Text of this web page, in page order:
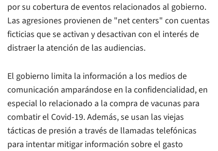
por su cobertura de eventos relacionados al gobierno.
Las agresiones provienen de "net centers" con cuentas
ficticias que se activan y desactivan con el interés de
distraer la atención de las audiencias.
El gobierno limita la información a los medios de
comunicación amparándose en la confidencialidad, en
especial lo relacionado a la compra de vacunas para
combatir el Covid-19. Además, se usan las viejas
tácticas de presión a través de llamadas telefónicas
para intentar mitigar información sobre el gasto